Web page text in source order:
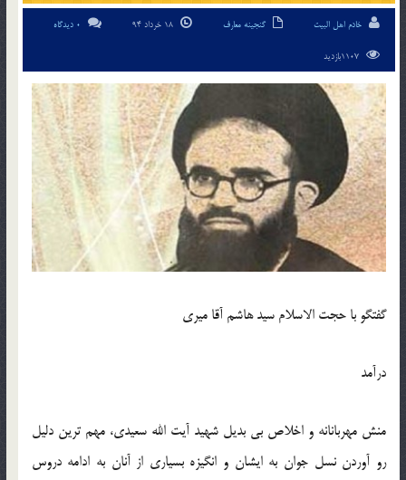
خادم اهل البیت گنجینه معارف 0 دیدگاه
گفتگو با حجت الاسلام سيد هاشم آقا ميري
درآمد
منش مهربانانه و اخلاص بي بديل شهيد آیت الله سعيدي، مهم ترين دليل
رو آوردن نسل جوان به ايشان و انگيزه بسياري از آنان به ادامه دروس